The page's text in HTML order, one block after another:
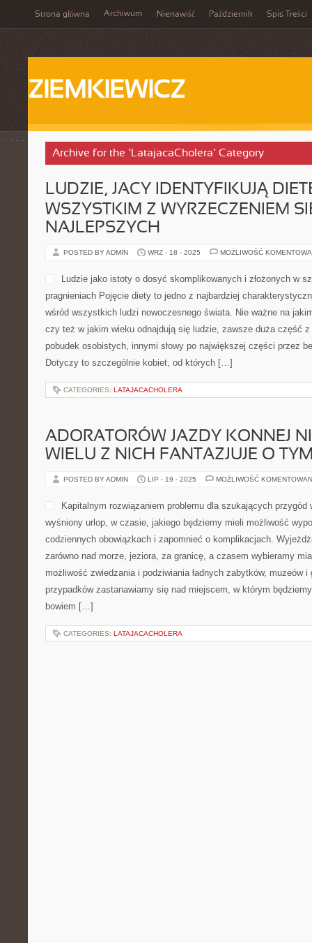
Strona główna Archiwum Nienawiść Październik Spis Treści
ZIEMKIEWICZ
Archive for the ‘LatajacaCholera’ Category
LUDZIE, JACY IDENTYFIKUJĄ
WSZYSTKIM Z WYRZECZENIEM
NAJLEPSZYCH
POSTED BY ADMIN WRZ - 18 - 2025 MOŻLIWOŚĆ
Ludzie jako istoty o dosyć skomplikowanych i złożonych w
pragnieniach Pojęcie diety to jedno z najbardziej
wśród wszystkich ludzi nowoczesnego świata. Nie ważne na
czy też w jakim wieku odnajdują się ludzie, zawsze duża część
pobudek osobistych, innymi słowy po największej części przez
Dotyczy to szczególnie kobiet, od których […]
CATEGORIES: LATAJACACHOLERA
ADORATORÓW JAZDY KONNEJ
WIELU Z NICH FANTAZJUJE O
POSTED BY ADMIN LIP - 19 - 2025 MOŻLIWOŚĆ
Kapitalnym rozwiązaniem problemu dla szukających przygód
wyśniony urlop, w czasie, jakiego będziemy mieli możliwość
codziennych obowiązkach i zapomnieć o komplikacjach.
zarówno nad morze, jeziora, za granicę, a czasem wybieramy
możliwość zwiedzania i podziwiania ładnych zabytków, muzeów
przypadków zastanawiamy się nad miejscem, w którym
bowiem […]
CATEGORIES: LATAJACACHOLERA